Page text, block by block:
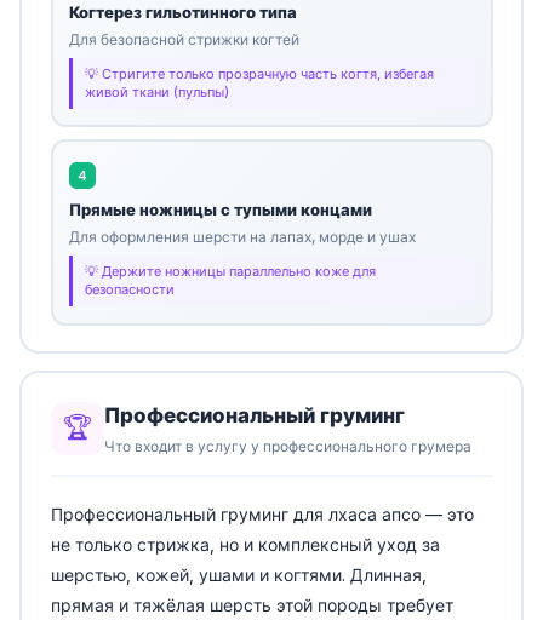
Когтерез гильотинного типа
Для безопасной стрижки когтей
Стригите только прозрачную часть когтя, избегая
живой ткани (пульпы)
4
Прямые ножницы с тупыми концами
Для оформления шерсти на лапах, морде и ушах
Держите ножницы параллельно коже для
безопасности
🏆 Профессиональный груминг
Что входит в услугу у профессионального грумера
Профессиональный груминг для лхаса апсо — это
не только стрижка, но и комплексный уход за
шерстью, кожей, ушами и когтями. Длинная,
прямая и тяжёлая шерсть этой породы требует